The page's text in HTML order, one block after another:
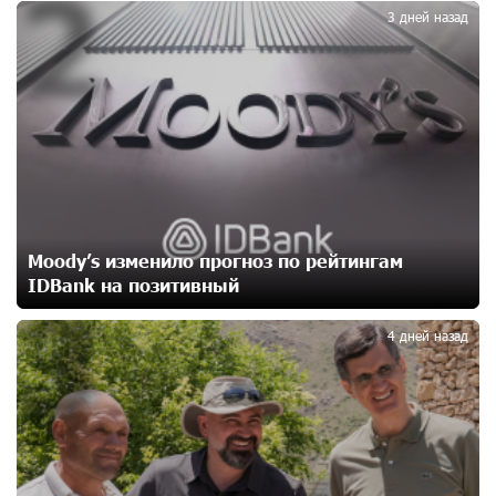
Никогда Нагорный Карабах не был в составе
независимого Азербайджана. Аршак Карапетян
13 дней назад
Бывший премьер-министр Словакии обратился к
президенту страны с просьбой содействовать
освобождению армянских заключенных,
Против кого вооружается Азербайджан? Аршак
Карапетян
17 дней назад
При поддержке Ucom в спортивной школе Вайка
установлена солнечная электростанция мощностью
15 кВт
17 дней назад
Moody’s изменило прогноз по рейтингам
IDBank на позитивный
3 дней назад
2
4 дней назад
3